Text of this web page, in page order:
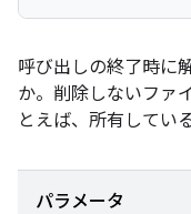
呼び出しの終了時に
か。削除しないファ
とえば、所有してい
パラメータ